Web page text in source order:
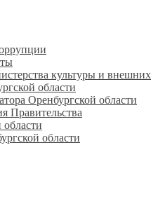
культуры и внешних
области
Оренбургской области
Правительства
области